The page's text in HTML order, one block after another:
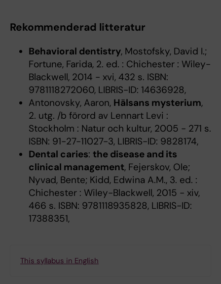
Rekommenderad litteratur
Behavioral dentistry, Mostofsky, David I.;
Fortune, Farida, 2. ed. : Chichester : Wiley-
Blackwell, 2014 - xvi, 432 s. ISBN:
9781118272060, LIBRIS-ID: 14636928,
Antonovsky, Aaron, Hälsans mysterium,
2. utg. /b förord av Lennart Levi :
Stockholm : Natur och kultur, 2005 - 271 s.
ISBN: 91-27-11027-3, LIBRIS-ID: 9828174,
Dental caries: the disease and its
clinical management, Fejerskov, Ole;
Nyvad, Bente; Kidd, Edwina A.M., 3. ed. :
Chichester : Wiley-Blackwell, 2015 - xiv,
466 s. ISBN: 9781118935828, LIBRIS-ID:
17388351,
This syllabus in English